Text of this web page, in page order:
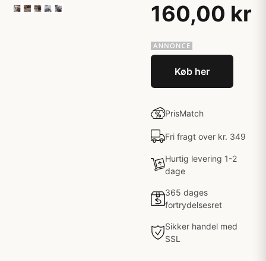
160,00 kr
Køb her
PrisMatch
Fri fragt over kr. 349
Hurtig levering 1-2
dage
365 dages
fortrydelsesret
Sikker handel med
SSL